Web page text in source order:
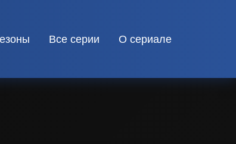
Все серии О сериале